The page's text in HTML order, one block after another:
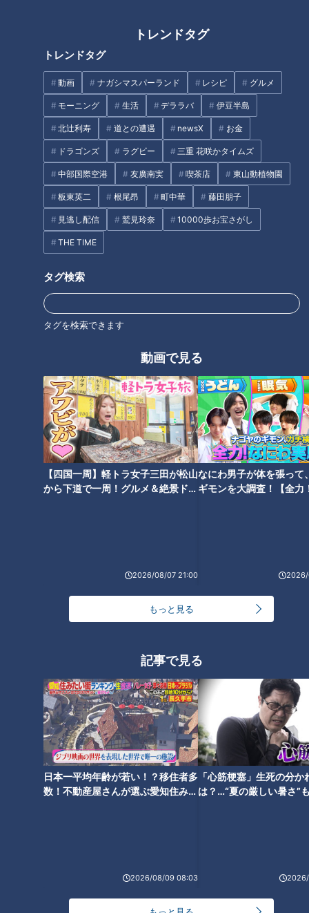
トレンドタグ
トレンドタグ
動画 ナガシマスパーランド レシピ グルメ
モーニング 生活 デララバ 伊豆半島
北辻利寿 道との遭遇 newsX お金
ドラゴンズ ラグビー 三重 花咲かタイムズ
中部国際空港 友廣南実 喫茶店 東山動植物園
板東英二 根尾昂 町中華 藤田朋子
見逃し配信 鷲見玲奈 10000歩お宝さがし
THE TIME
タグ検索
タグを検索できます
動画で見る
【四国一周】軽トラ女子三田が松山
から下道で一周！グルメ＆絶景ドラ
2026/08/07 21:00
なにわ男子が体を張って
ギモンを大調査！【全力
2026/
もっと見る
記事で見る
日本一平均年齢が若い！？移住者多
数！不動産屋さんが選ぶ愛知住みた
2026/08/09 08:03
「心筋梗塞」生死の分か
は？…“夏の厳しい暑さ”
e-Taxからのメール
「私のメールアドレスにe-Tax税務署から未納税金のお知らせ
というメールが、4月14日と昨日の2回届きました。納付期限
は4月16日。だいたいこの2年ほど医療費控除も何もやってい
来るならハガキで前もって来るし、国税庁が税金の納付に『契
約』なんて言葉使うはずもありません。即効迷惑メールとして
登録、削除しました。他の方たちも受信されていたら気にしな
いでくださいよ」（Bさん）
e-Taxでも「e-Taxを装った不審なメール等にご注意くださ
い」と注意喚起しています。
「先日、『年金情報とマイナンバーが連携されていたために、
4月から年金支給に影響が出るかもしれないため、3月31日ま
で下記URLから連携手続きしてください』とメールがきまし
年金事務所に電話で問い合わせたところ『メールで連絡するこ
とは絶対ありません。なにせメールアドレスを知る術がありま
せん』としっかり詐欺を主張されていました」（Cさん）
用心深く年金事務所にまで確認したCさん。わからない時は、
公的機関に確認するのが一番です。
警察官と名乗られ…
「この前警察から電話が入り名乗っているうちに、旦那か息
北野「車に乗ってて何も悪いことしてないのに、パトカーが横
につくと誰でも緊張しますよね」